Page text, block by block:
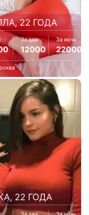
22 ГОДА
За два
12000
За ночь
22000
22 ГОДА